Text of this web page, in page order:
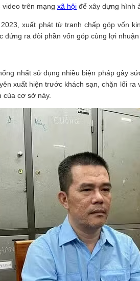
trên mạng xã hội để xây dựng hình
xuất phát từ tranh chấp góp vốn
đứng ra đòi phần vốn góp cùng lợi
nhất sử dụng nhiều biện pháp gây
xuất hiện trước khách sạn, chặn lối
của cơ sở này.